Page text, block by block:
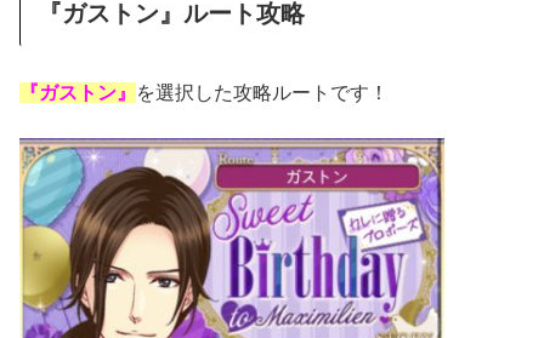
『ガストン』ルート攻略
『ガストン』 を選択した攻略ルートです！